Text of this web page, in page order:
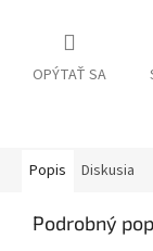
OPÝTAŤ SA
Popis Diskusia
Podrobný